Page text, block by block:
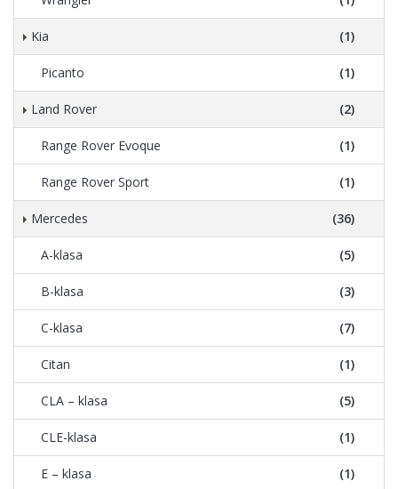
Kia (1)
Picanto (1)
Land Rover (2)
Range Rover Evoque (1)
Range Rover Sport (1)
Mercedes (36)
A-klasa (5)
B-klasa (3)
C-klasa (7)
Citan (1)
CLA – klasa (5)
CLE-klasa (1)
E – klasa (1)